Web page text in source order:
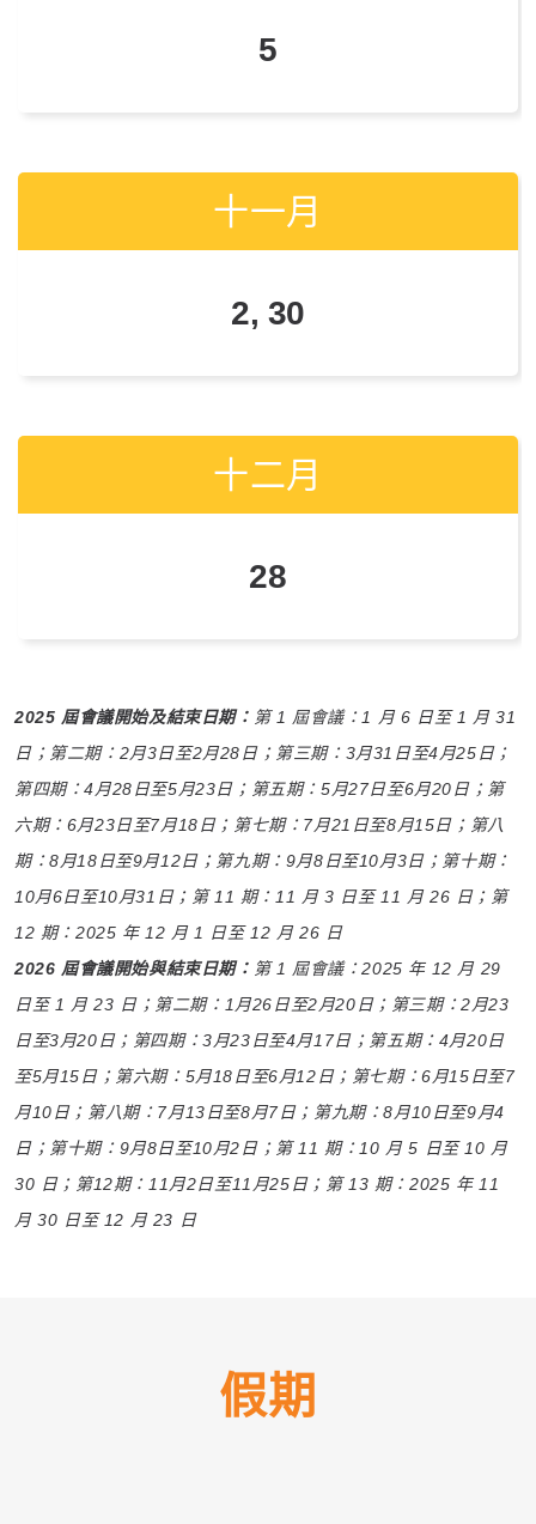
5
十一月
2, 30
十二月
28
4
十一月
1, 29
十二月
28
2025 屆會議開始及結束日期： 第 1 屆會議：1 月 6 日至 1 月 31
日；第二期：2月3日至2月28日；第三期：3月31日至4月25日；
第四期：4月28日至5月23日；第五期：5月27日至6月20日；第
六期：6月23日至7月18日；第七期：7月21日至8月15日；第八
期：8月18日至9月12日；第九期：9月8日至10月3日；第十期：
10月6日至10月31日；第 11 期：11 月 3 日至 11 月 26 日；第
12 期：2025 年 12 月 1 日至 12 月 26 日
2026 屆會議開始與結束日期： 第 1 屆會議：2025 年 12 月 29
日至 1 月 23 日；第二期：1月26日至2月20日；第三期：2月23
日至3月20日；第四期：3月23日至4月17日；第五期：4月20日
至5月15日；第六期：5月18日至6月12日；第七期：6月15日至7
月10日；第八期：7月13日至8月7日；第九期：8月10日至9月4
日；第十期：9月8日至10月2日；第 11 期：10 月 5 日至 10 月
30 日；第12期：11月2日至11月25日；第 13 期：2025 年 11
月 30 日至 12 月 23 日
假期